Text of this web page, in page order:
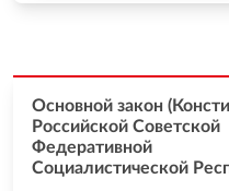
Основной закон
Российской Советской
Федеративной
Социалистической